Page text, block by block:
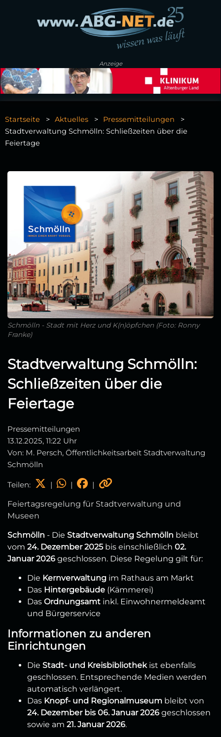
Anzeige
Startseite Aktuelles
Pressemitteilungen
Stadtverwaltung Schmölln: Schließzeiten über die
Feiertage
Schmölln - Stadt mit Herz und K(n)öpfchen (Foto: Ronny
Franke)
Stadtverwaltung Schmölln:
Schließzeiten über die
Feiertage
Pressemitteilungen
13.12.2025, 11:22 Uhr
Von: M. Persch, Öffentlichkeitsarbeit Stadtverwaltung
Schmölln
Teilen: | | |
Feiertagsregelung für Stadtverwaltung und
Museen
Schmölln - Die Stadtverwaltung Schmölln bleibt
vom 24. Dezember 2025 bis einschließlich 02.
Januar 2026 geschlossen. Diese Regelung gilt für:
Die Kernverwaltung im Rathaus am Markt
Das Hintergebäude (Kämmerei)
Das Ordnungsamt inkl. Einwohnermeldeamt
und Bürgerservice
Informationen zu anderen
Einrichtungen
Die Stadt- und Kreisbibliothekist ebenfalls
geschlossen. Entsprechende Medien werden
automatisch verlängert.
Das Knopf- und Regionalmuseum bleibt von
24. Dezember bis 06. Januar 2026 geschlossen
sowie am 21. Januar 2026.